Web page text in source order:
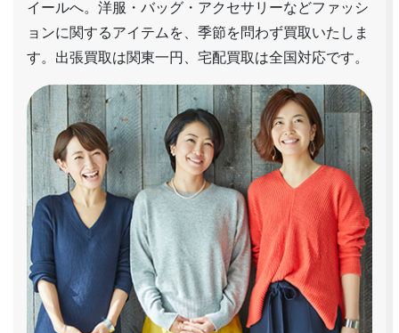
イールへ。洋服・バッグ・アクセサリーなどファッシ
ョンに関するアイテムを、季節を問わず買取いたしま
す。出張買取は関東一円、宅配買取は全国対応です。